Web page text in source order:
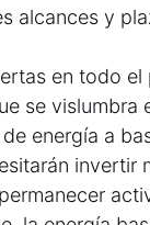
alcances y
en todo el
se vislumbra
energía a
invertir